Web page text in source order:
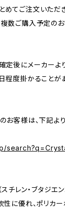
めてご注文いただ
複数ご購入予定の
定後にメーカーよ
程度掛かることが
お客様は、下記よ
チレン・ブタジエ
性に優れ、ポリカ